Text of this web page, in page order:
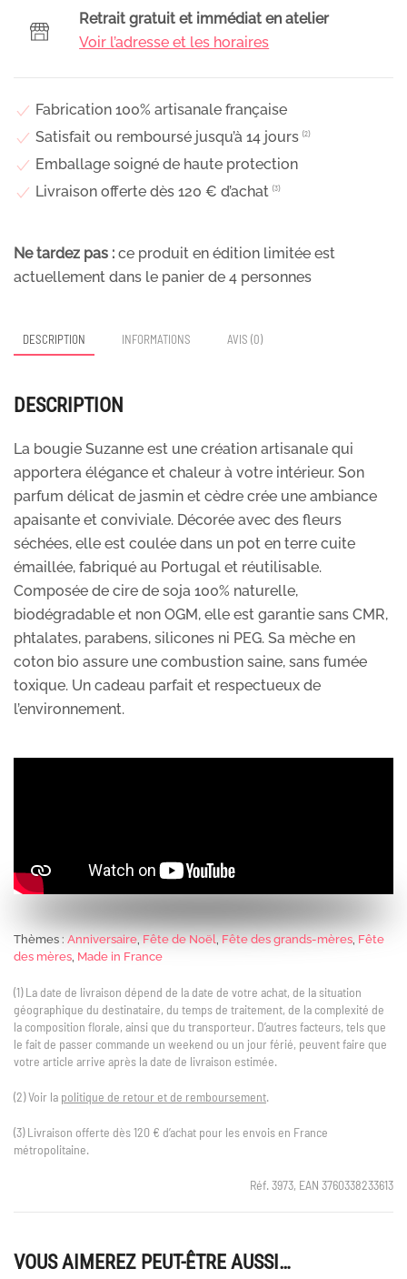
Retrait gratuit et immédiat en atelier
Voir l’adresse et les horaires
Fabrication 100% artisanale française
Satisfait ou remboursé jusqu’à 14 jours ⁽²⁾
Emballage soigné de haute protection
Livraison offerte dès 120 € d’achat ⁽³⁾
Ne tardez pas : ce produit en édition limitée est
actuellement dans le panier de 4 personnes
DESCRIPTION INFORMATIONS AVIS (0)
DESCRIPTION
La bougie Suzanne est une création artisanale qui
apportera élégance et chaleur à votre intérieur. Son
parfum délicat de jasmin et cèdre crée une ambiance
apaisante et conviviale. Décorée avec des fleurs
séchées, elle est coulée dans un pot en terre cuite
émaillée, fabriqué au Portugal et réutilisable.
Composée de cire de soja 100% naturelle,
biodégradable et non OGM, elle est garantie sans CMR,
phtalates, parabens, silicones ni PEG. Sa mèche en
coton bio assure une combustion saine, sans fumée
toxique. Un cadeau parfait et respectueux de
l’environnement.
Thèmes : Anniversaire, Fête de Noël, Fête des grands-mères, Fête
des mères, Made in France
(1) La date de livraison dépend de la date de votre achat, de la situation
géographique du destinataire, du temps de traitement, de la complexité de
la composition florale, ainsi que du transporteur. D’autres facteurs, tels que
le fait de passer commande un weekend ou un jour férié, peuvent faire que
votre article arrive après la date de livraison estimée.
(2) Voir la politique de retour et de remboursement.
(3) Livraison offerte dès 120 € d’achat pour les envois en France
métropolitaine.
Réf. 3973, EAN 3760338233613
VOUS AIMEREZ PEUT-ÊTRE AUSSI…